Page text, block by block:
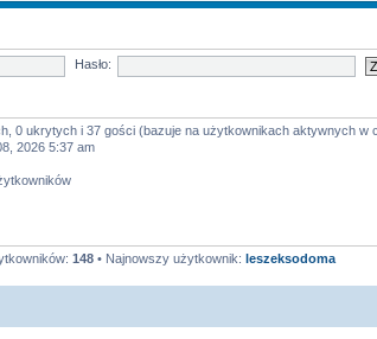
Hasło:
0 ukrytych i 37 gości (bazuje na użytkownikach aktywnych w
2026 5:37 am
148 • Najnowszy użytkownik: leszeksodoma